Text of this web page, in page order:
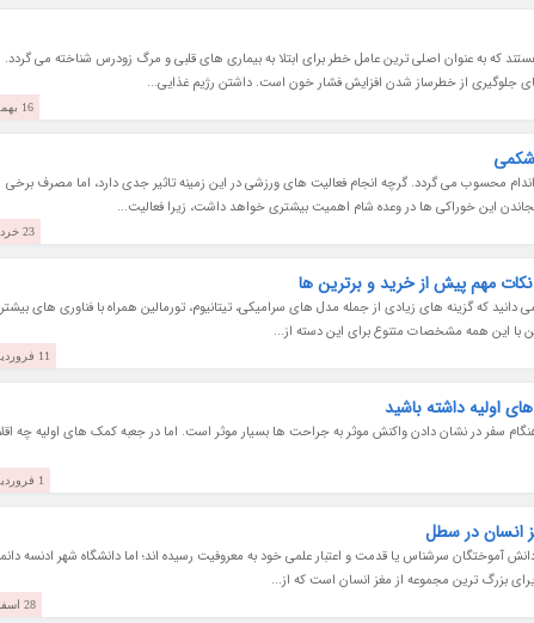
هستند که به عنوان اصلی ترین عامل خطر برای ابتلا به بیماری های قلبی و مرگ زودرس شناخته می گردد.
جلوگیری از خطرساز شدن افزایش فشار خون است. داشتن رژیم غذایی...
16 بهمن 1402
شکمی
محسوب می گردد. گرچه انجام فعالیت های ورزشی در این زمینه تاثیر جدی دارد، اما مصرف برخی
این خوراکی ها در وعده شام اهمیت بیشتری خواهد داشت، زیرا فعالیت...
23 خرداد 1402
نکات مهم پیش از خرید و برترین ها
که گزینه های زیادی از جمله مدل های سرامیکی، تیتانیوم، تورمالین همراه با فناوری های
با این همه مشخصات متنوع برای این دسته از...
11 فروردین 1402
سفر در نشان دادن واکنش موثر به جراحت ها بسیار موثر است. اما در جعبه کمک های اولیه چه
1 فروردین 1402
انسان در سطل
آموختگان سرشناس یا قدمت و اعتبار علمی خود به معروفیت رسیده اند؛ اما دانشگاه شهر ادنسه
بزرگ ترین مجموعه از مغز انسان است که از...
28 اسفند 1401